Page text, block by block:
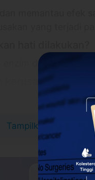
enzim dan protein
hati
dan konsumsi
fungsi hati yang
tidak diizinkan
sementara
Tampilkan lebih